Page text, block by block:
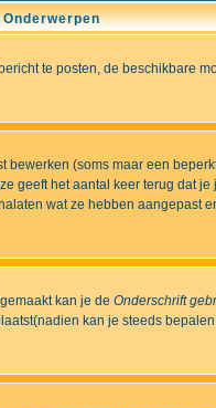
te posten, de beschikbare
(soms maar een
het aantal keer terug dat
wat ze hebben
kan je de Onderschrift
kan je steeds